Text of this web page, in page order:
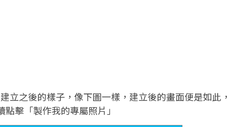
立之後的樣子，像下圖一樣，建立後的畫面便是如此，
擊「製作我的專屬照片」